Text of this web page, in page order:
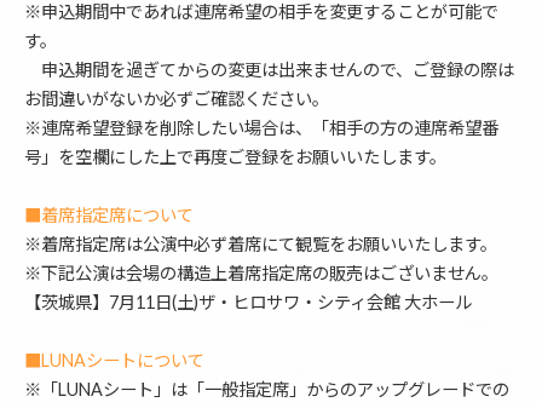
※申込期間中であれば連席希望の相手を変更することが可能で
す。
申込期間を過ぎてからの変更は出来ませんので、ご登録の際は
お間違いがないか必ずご確認ください。
※連席希望登録を削除したい場合は、「相手の方の連席希望番
号」を空欄にした上で再度ご登録をお願いいたします。
■着席指定席について
※着席指定席は公演中必ず着席にて観覧をお願いいたします。
※下記公演は会場の構造上着席指定席の販売はございません。
【茨城県】7月11日(土)ザ・ヒロサワ・シティ会館 大ホール
■LUNAシートについて
※「LUNAシート」は「一般指定席」からのアップグレードでの